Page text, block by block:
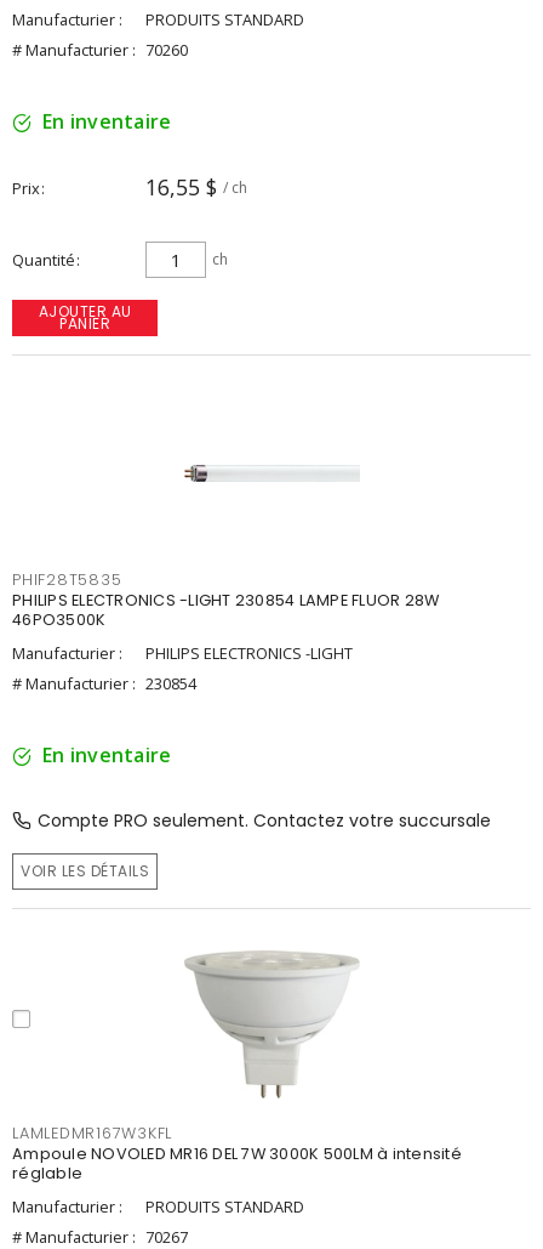
Manufacturier :
PRODUITS STANDARD
# Manufacturier : 70260
En inventaire
Prix 16,55 $ / ch
Quantité ch
AJOUTER AU
PANIER
PHIF28T5835
PHILIPS ELECTRONICS -LIGHT 230854 LAMPE FLUOR 28W
46PO3500K
Manufacturier :
PHILIPS ELECTRONICS -LIGHT
# Manufacturier : 230854
En inventaire
Compte PRO seulement. Contactez votre succursale
VOIR LES DÉTAILS
LAMLEDMR167W3KFL
Ampoule NOVOLED MR16 DEL 7W 3000K 500LM à intensité
réglable
Manufacturier :
PRODUITS STANDARD
# Manufacturier : 70267